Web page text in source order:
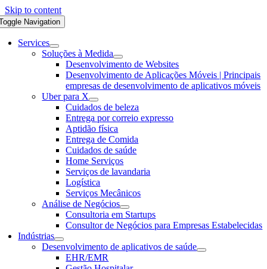
Skip to content
Navigation
Services
Soluções à Medida
Desenvolvimento de Websites
Desenvolvimento de Aplicações Móveis | Principais
empresas de desenvolvimento de aplicativos móveis
Uber para X
Cuidados de beleza
Entrega por correio expresso
Aptidão física
Entrega de Comida
Cuidados de saúde
Home Serviços
Serviços de lavandaria
Logística
Serviços Mecânicos
Análise de Negócios
Consultoria em Startups
Consultor de Negócios para Empresas Estabelecidas
Indústrias
Desenvolvimento de aplicativos de saúde
EHR/EMR